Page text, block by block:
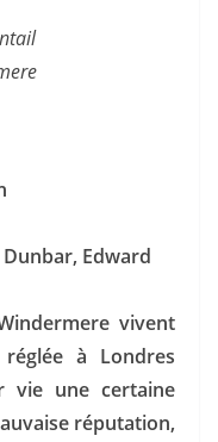
Edward
vivent
à Londres
vie une certaine
réputation,